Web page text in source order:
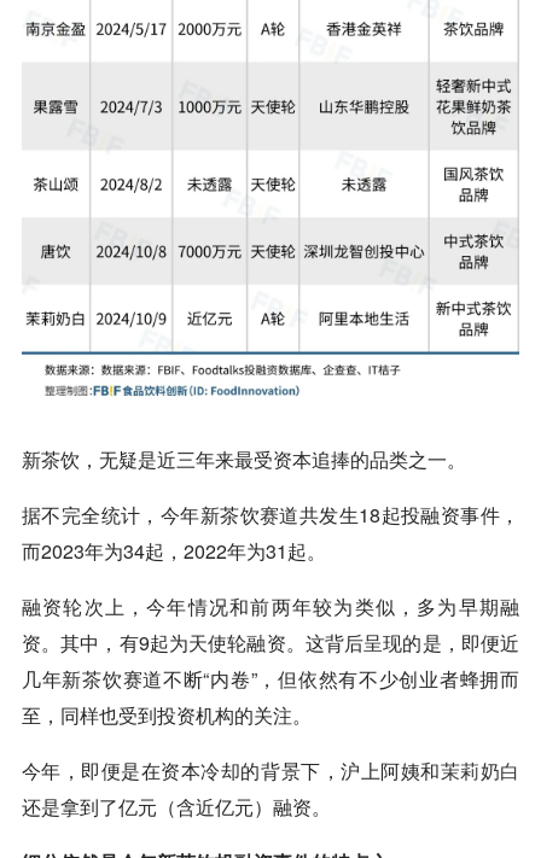
新茶饮，无疑是近三年来最受资本追捧的品类之一。
据不完全统计，今年新茶饮赛道共发生18起投融资事件，
而2023年为34起，2022年为31起。
融资轮次上，今年情况和前两年较为类似，多为早期融
资。其中，有9起为天使轮融资。这背后呈现的是，即便近
几年新茶饮赛道不断“内卷”，但依然有不少创业者蜂拥而
至，同样也受到投资机构的关注。
今年，即便是在资本冷却的背景下，沪上阿姨和茉莉奶白
还是拿到了亿元（含近亿元）融资。